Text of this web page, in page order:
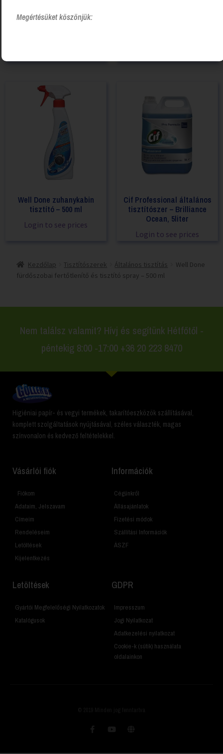
Well Done zuhanykabin
tisztító – 500 ml
Login to see prices
Cif Professional általános
tisztítószer – Brilliance
Ocean, 5liter
Login to see prices
Kezdőlap Tisztítószerek Általános tisztítás
Well Done
fürdőszobai fertőtlenítő és tisztító spray – 500 ml
Nem találsz valamit? Hívj és segítünk Hétfőtől -
péntekig 8:00 -17:00 +36 20 223 8470
Higiéniai papír- és vegyi termékek, takarítóeszközök szállításával,
komplett szolgáltatások nyújtásával, széles választék, magas
színvonalon és kedvező feltételekkel.
Vásárlói fiók
Fiókom
Adataim, Jelszavam
Címeim
Rendeléseim
Letöltések
Kijelentkezés
Információk
Cégünkről
Állásajánlatok
Fizetési módok
Szállítási Információk
ÁSZF
Letöltések
Gyártói Megfelelőségi Nyilatkozatok
Katalógusok
GDPR
Impresszum
Jogi Nyilatkozat
Adatkezelési nyilatkozat
Cookie-k (sütik) használata
oldalainkon
Megértésüket köszönjük: